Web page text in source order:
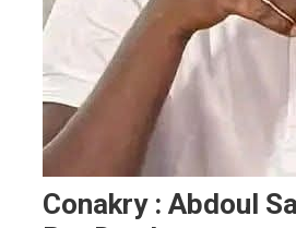
Conakry : Abdoul